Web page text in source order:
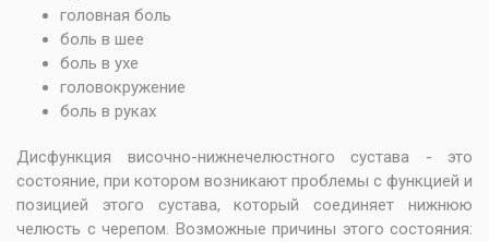
головная боль
боль в шее
боль в ухе
головокружение
боль в руках
Дисфункция височно-нижнечелюстного сустава - это
состояние, при котором возникают проблемы с функцией и
позицией этого сустава, который соединяет нижнюю
челюсть с черепом. Возможные причины этого состояния: